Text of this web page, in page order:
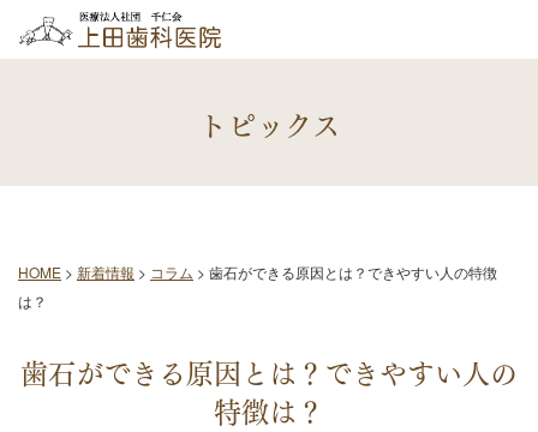
トピックス
HOME > 新着情報 > コラム > 歯石ができる原因とは？できやすい人の特徴
は？
歯石ができる原因とは？できやすい人の
特徴は？